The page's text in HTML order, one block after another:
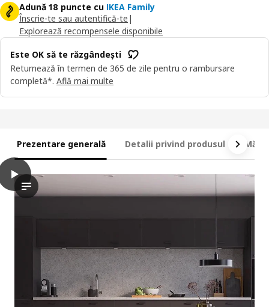
Adună 18 puncte cu IKEA Family
Înscrie-te sau autentifică-te |
Explorează recompensele disponibile
Este OK să te răzgândești
Returnează în termen de 365 de zile pentru o rambursare
completă*. Află mai multe
Prezentare generală Detalii privind produsul
play
În acest videoclip, o scenă de bucătărie este prezentată cu
METOD / MAXIMERA Corp bază plită+cuptor cu sertar, alb/